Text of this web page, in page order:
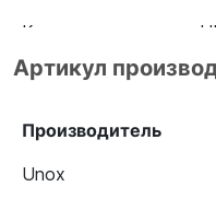
Конвекционная печь
185
133
Конвекционная печь
Артикул
Производитель
Unox